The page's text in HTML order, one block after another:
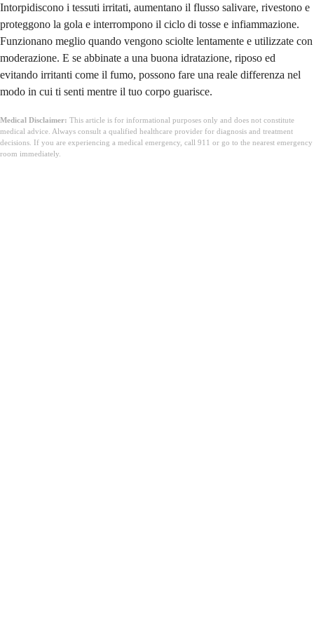
Intorpidiscono i tessuti irritati, aumentano il flusso salivare, rivestono e
proteggono la gola e interrompono il ciclo di tosse e infiammazione.
Funzionano meglio quando vengono sciolte lentamente e utilizzate con
moderazione. E se abbinate a una buona idratazione, riposo ed
evitando irritanti come il fumo, possono fare una reale differenza nel
modo in cui ti senti mentre il tuo corpo guarisce.
Medical Disclaimer: This article is for informational purposes only and does not constitute
medical advice. Always consult a qualified healthcare provider for diagnosis and treatment
decisions. If you are experiencing a medical emergency, call 911 or go to the nearest emergency
room immediately.